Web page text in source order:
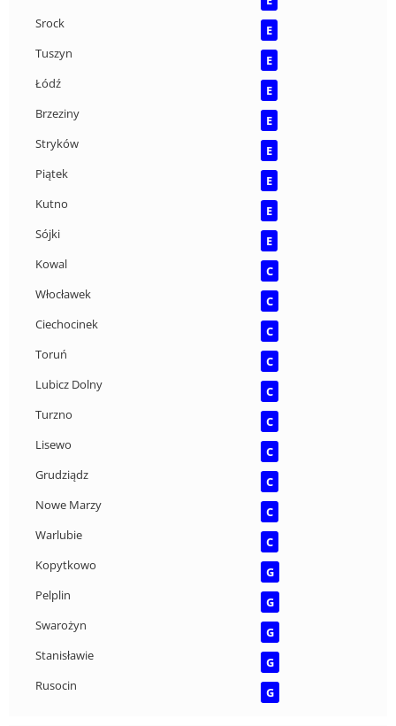
Srock
E
Tuszyn
E
Łódź
E
Brzeziny
E
Stryków
E
Piątek
E
Kutno
E
Sójki
E
Kowal
C
Włocławek
C
Ciechocinek
C
Toruń
C
Lubicz Dolny
C
Turzno
C
Lisewo
C
Grudziądz
C
Nowe Marzy
C
Warlubie
C
Kopytkowo
G
Pelplin
G
Swarożyn
G
Stanisławie
G
Rusocin
G